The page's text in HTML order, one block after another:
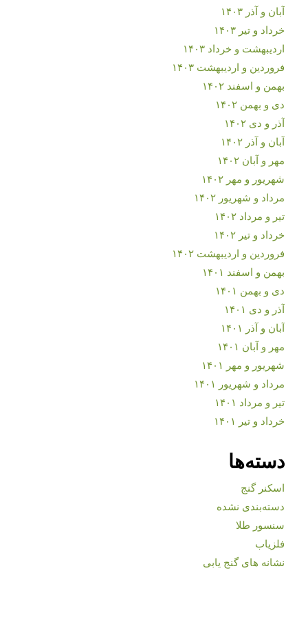
آبان و آذر ۱۴۰۳
خرداد و تیر ۱۴۰۳
اردیبهشت و خرداد ۱۴۰۳
فروردین و اردیبهشت ۱۴۰۳
بهمن و اسفند ۱۴۰۲
دی و بهمن ۱۴۰۲
آذر و دی ۱۴۰۲
آبان و آذر ۱۴۰۲
مهر و آبان ۱۴۰۲
شهریور و مهر ۱۴۰۲
مرداد و شهریور ۱۴۰۲
تیر و مرداد ۱۴۰۲
خرداد و تیر ۱۴۰۲
فروردین و اردیبهشت ۱۴۰۲
بهمن و اسفند ۱۴۰۱
دی و بهمن ۱۴۰۱
آذر و دی ۱۴۰۱
آبان و آذر ۱۴۰۱
مهر و آبان ۱۴۰۱
شهریور و مهر ۱۴۰۱
مرداد و شهریور ۱۴۰۱
تیر و مرداد ۱۴۰۱
خرداد و تیر ۱۴۰۱
دسته‌ها
اسکنر گنج
دسته‌بندی نشده
سنسور طلا
فلزیاب
نشانه های گنج یابی